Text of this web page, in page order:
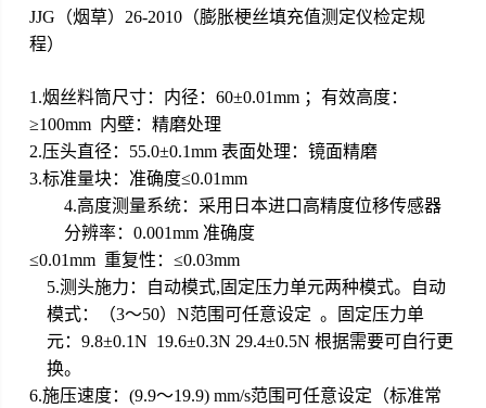
JJG（烟草）26-2010（膨胀梗丝填充值测定仪检定规
程）
1.烟丝料筒尺寸：内径：60±0.01mm ；有效高度：
≥100mm 内壁：精磨处理
2.压头直径：55.0±0.1mm 表面处理：镜面精磨
3.标准量块：准确度≤0.01mm
4.高度测量系统：采用日本进口高精度位移传感器
分辨率：0.001mm 准确度
≤0.01mm 重复性：≤0.03mm
5.测头施力：自动模式,固定压力单元两种模式。自动
模式：（3～50）N范围可任意设定 。固定压力单
元：9.8±0.1N 19.6±0.3N 29.4±0.5N 根据需要可自行更
换。
6.施压速度：(9.9～19.9) mm/s范围可任意设定（标准常